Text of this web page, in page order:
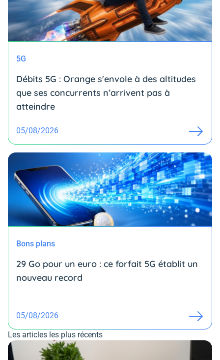
5G
Débits 5G : Orange s'envole à des altitudes
que ses concurrents n’arrivent pas à
atteindre
05/08/2026
Bons plans
29 Go pour un euro : ce forfait 5G établit un
nouveau record
05/08/2026
Les articles les plus récents